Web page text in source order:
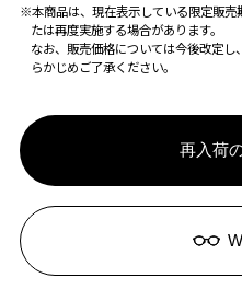
※本商品は、現在表示している限定販売
たは再度実施する場合があります。
なお、販売価格については今後改定
らかじめご了承ください。
再入荷